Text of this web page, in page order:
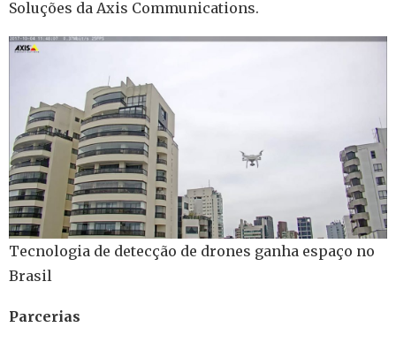
Soluções da Axis Communications.
Tecnologia de detecção de drones ganha espaço no
Brasil
Parcerias